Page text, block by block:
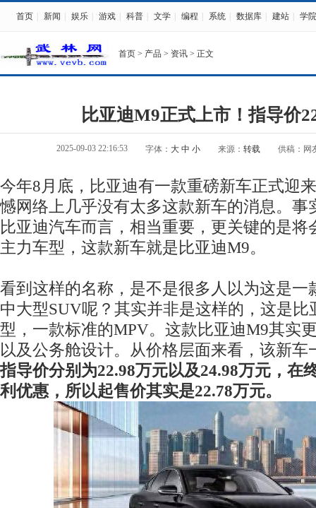
首页 新闻 娱乐 游戏 科普 文学 编程 系统 数据库 建站 学院
首页 > 产品 > 资讯 > 正文
比亚迪M9正式上市！指导价
2025-09-03 22:16:53 字体： 大 中 小 来源： 转载 供稿：网
今年8月底，比亚迪有一款重磅新车正式迎
憾网络上几乎没有太多这款新车的消息。事
比亚迪汽车而言，相当重要，更关键的是将
主力车型，这款新车就是比亚迪M9。
看到这样的名称，是不是很多人以为这是一
中大型SUV呢？其实并非是这样的，这是比
型，一款标准的MPV。这款比亚迪M9其实
以及公务舱设计。从价格层面来看，该新车
指导价分别为22.98万元以及24.98万元，在
利优惠，所以起售价其实是22.78万元。